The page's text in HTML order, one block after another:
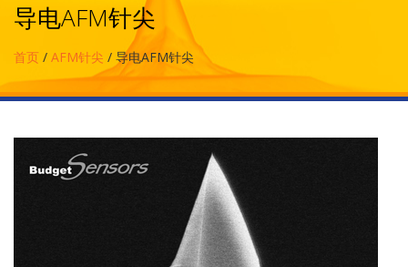
导电AFM针尖
首页 / AFM针尖 / 导电AFM针尖